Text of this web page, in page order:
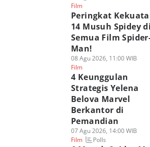
Film
Peringkat
14 Musuh Spidey di
Semua Film
Man!
08 Agu 2026, 11:00 WIB
Film
4 Keunggulan
Strategis Yelena
Belova Marvel
Berkantor di
Pemandian
07 Agu 2026, 14:00 WIB
Film
Polls